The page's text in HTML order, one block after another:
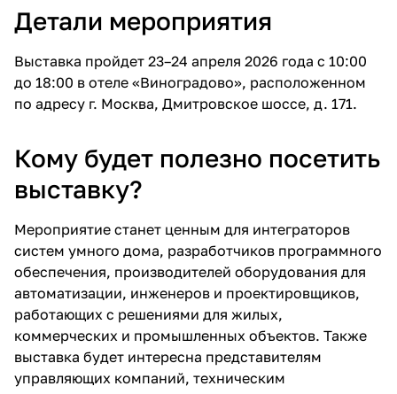
Детали мероприятия
Выставка пройдет 23–24 апреля 2026 года с 10:00
до 18:00 в отеле «Виноградово», расположенном
по адресу г. Москва, Дмитровское шоссе, д. 171.
Кому будет полезно посетить
выставку?
Мероприятие станет ценным для интеграторов
систем умного дома, разработчиков программного
обеспечения, производителей оборудования для
автоматизации, инженеров и проектировщиков,
работающих с решениями для жилых,
коммерческих и промышленных объектов. Также
выставка будет интересна представителям
управляющих компаний, техническим